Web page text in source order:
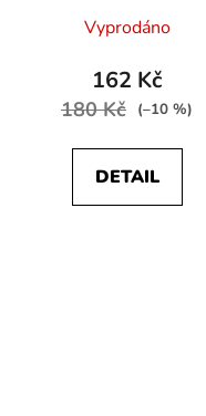
mm 9 dílů
Vyprodáno
162 Kč
180 Kč (–10 %)
DETAIL